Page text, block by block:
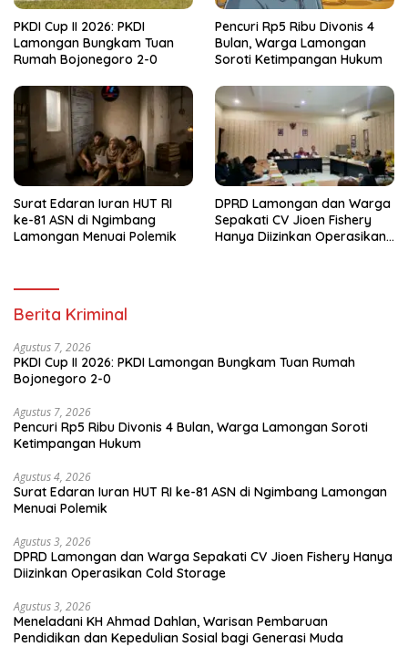
PKDI Cup II 2026: PKDI
Lamongan Bungkam Tuan
Rumah Bojonegoro 2-0
Pencuri Rp5 Ribu Divonis 4
Bulan, Warga Lamongan
Soroti Ketimpangan Hukum
Surat Edaran Iuran HUT RI
ke-81 ASN di Ngimbang
Lamongan Menuai Polemik
DPRD Lamongan dan Warga
Sepakati CV Jioen Fishery
Hanya Diizinkan Operasikan
Berita Kriminal
Agustus 7, 2026
PKDI Cup II 2026: PKDI Lamongan Bungkam Tuan Rumah
Bojonegoro 2-0
Agustus 7, 2026
Pencuri Rp5 Ribu Divonis 4 Bulan, Warga Lamongan Soroti
Ketimpangan Hukum
Agustus 4, 2026
Surat Edaran Iuran HUT RI ke-81 ASN di Ngimbang Lamongan
Menuai Polemik
Agustus 3, 2026
DPRD Lamongan dan Warga Sepakati CV Jioen Fishery Hanya
Diizinkan Operasikan Cold Storage
Agustus 3, 2026
Meneladani KH Ahmad Dahlan, Warisan Pembaruan
Pendidikan dan Kepedulian Sosial bagi Generasi Muda